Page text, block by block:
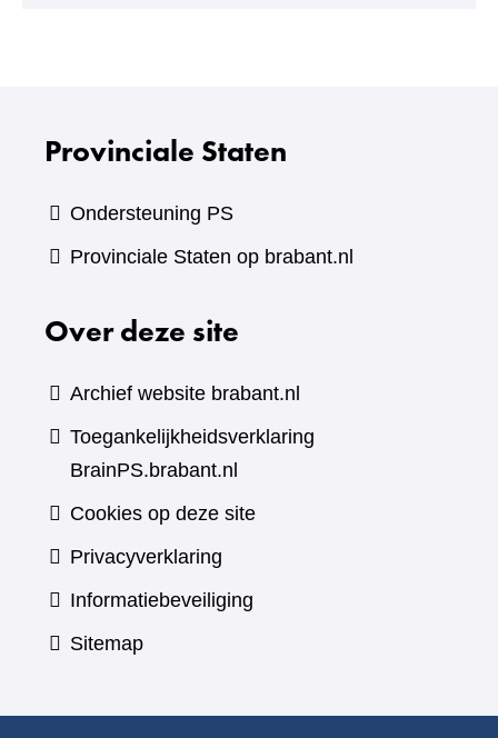
Provinciale Staten
Ondersteuning PS
Provinciale Staten op brabant.nl
Over deze site
Archief website brabant.nl
Toegankelijkheidsverklaring
BrainPS.brabant.nl
Cookies op deze site
Privacyverklaring
Informatiebeveiliging
Sitemap